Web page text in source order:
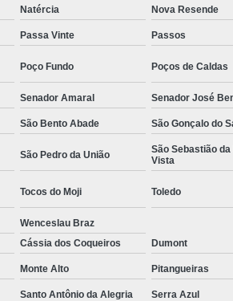
Camisa Social Masculina Manga Curta
Camisa Social Masculina Preço
Camisa Social Masculina Slim Preço
Fábrica Camisa Social
Fábrica de
Fábrica de Camisa Social Masculina
Loja de Fábrica Camisa Social
Loja de Moda Masculina
Loja Moda Masculina
Social
Loja Virtual Moda
Natércia Nova Resende
Passa Vinte Passos
Poço Fundo Poços de Caldas
Senador Amaral Senador José
São Bento Abade São Gonçalo do
São Pedro da União
São Sebastião da
Vista
Tocos do Moji Toledo
Wenceslau Braz
Cássia dos Coqueiros Dumont
Monte Alto Pitangueiras
Santo Antônio da Alegria Serra Azul